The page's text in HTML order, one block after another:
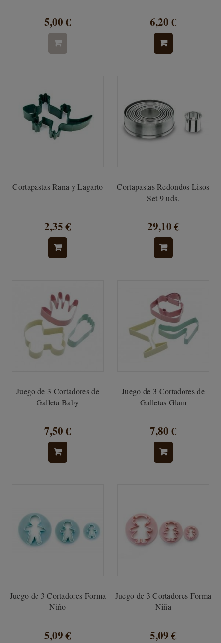
5,00 € 6,20 €
Cortapastas Rana y Lagarto
2,35 €
Cortapastas Redondos Lisos
Set 9 uds.
29,10 €
Juego de 3 Cortadores de
Galleta Baby
7,50 €
Juego de 3 Cortadores de
Galletas Glam
7,80 €
Juego de 3 Cortadores Forma
Niño
5,09 €
Juego de 3 Cortadores Forma
Niña
5,09 €